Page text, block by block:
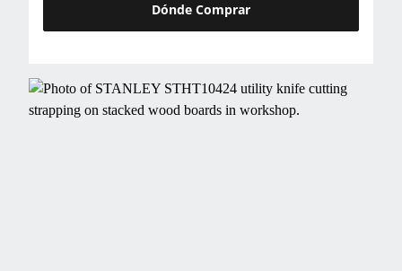
Dónde Comprar